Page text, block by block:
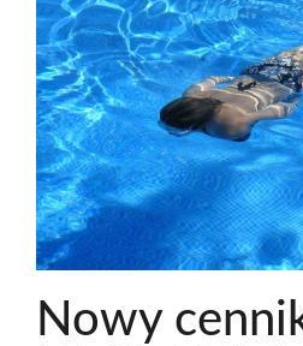
Nowy